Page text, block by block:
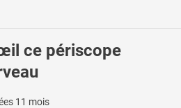
ce périscope
11 mois